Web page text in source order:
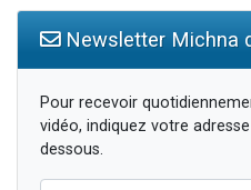
Newsletter Michna
Pour recevoir
vidéo, indiquez votre
dessous.